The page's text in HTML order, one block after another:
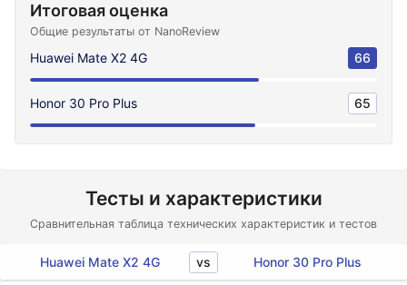
Итоговая оценка
Общие результаты от NanoReview
Huawei Mate X2 4G 66
Honor 30 Pro Plus 65
Тесты и характеристики
Сравнительная таблица технических характеристик и тестов
Huawei Mate X2 4G vs Honor 30 Pro Plus